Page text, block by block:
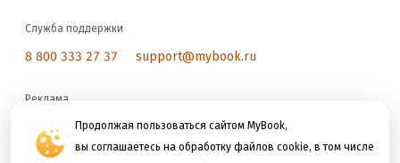
Продолжая пользоваться сайтом MyBook,
вы соглашаетесь на обработку файлов cookie, в том числе
Служба поддержки
8 800 333 27 37 support@mybook.ru
Реклама
reklama@litres.ru